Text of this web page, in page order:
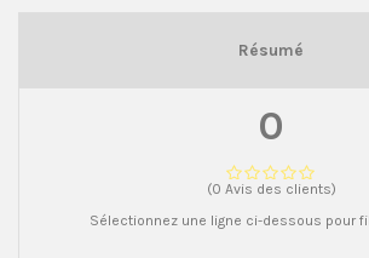
Résumé
0
(0 Avis des clients)
Sélectionnez une ligne ci-dessous pour